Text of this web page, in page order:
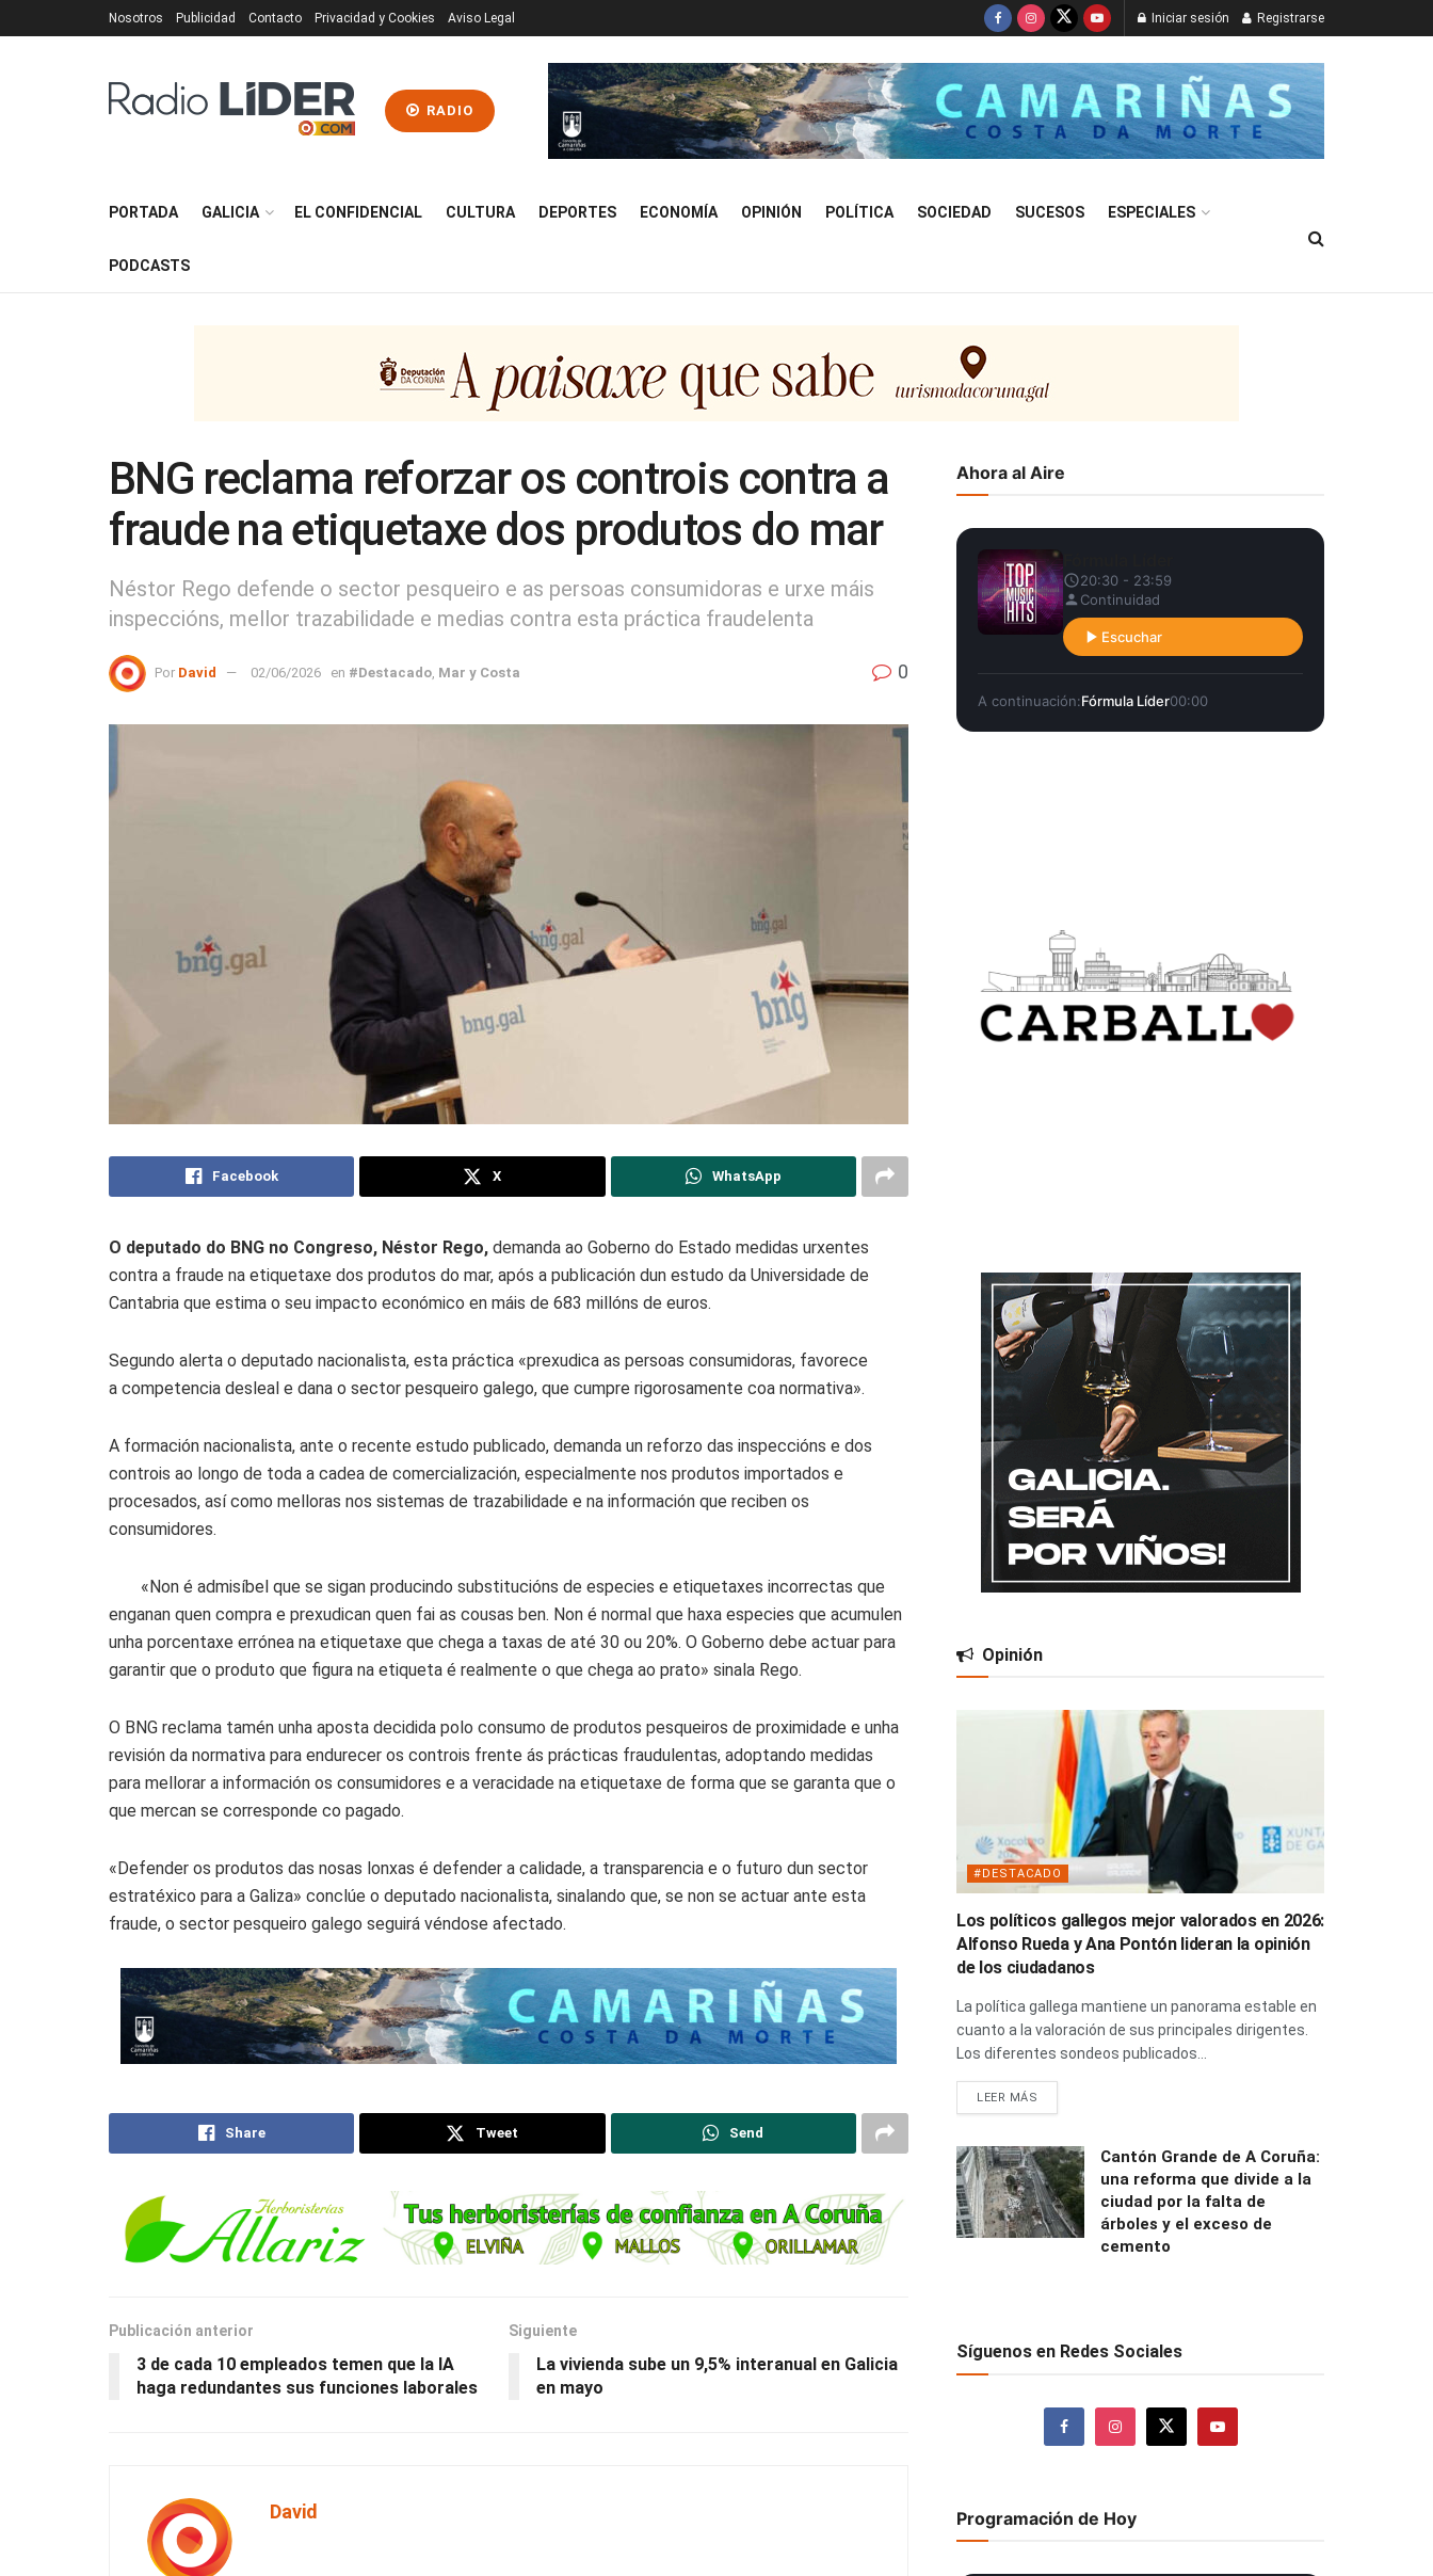
Nosotros Publicidad Contacto Privacidad y Cookies Aviso Legal Iniciar sesión Registrarse
RADIO
PORTADA GALICIA EL CONFIDENCIAL CULTURA DEPORTES ECONOMÍA OPINIÓN POLÍTICA SOCIEDAD SUCESOS ESPECIALES
PODCASTS
BNG reclama reforzar os controis contra a
fraude na etiquetaxe dos produtos do mar
Néstor Rego defende o sector pesqueiro e as persoas consumidoras e urxe máis
inspeccións, mellor trazabilidade e medias contra esta práctica fraudelenta
Por David 02/06/2026 en #Destacado Mar y Costa 0
Facebook X WhatsApp
O deputado do BNG no Congreso, Néstor Rego, demanda ao Goberno do Estado medidas urxentes
contra a fraude na etiquetaxe dos produtos do mar, após a publicación dun estudo da Universidade de
Cantabria que estima o seu impacto económico en máis de 683 millóns de euros.
Segundo alerta o deputado nacionalista, esta práctica «prexudica as persoas consumidoras, favorece
a competencia desleal e dana o sector pesqueiro galego, que cumpre rigorosamente coa normativa».
A formación nacionalista, ante o recente estudo publicado, demanda un reforzo das inspeccións e dos
controis ao longo de toda a cadea de comercialización, especialmente nos produtos importados e
procesados, así como melloras nos sistemas de trazabilidade e na información que reciben os
consumidores.
«Non é admisíbel que se sigan producindo substitucións de especies e etiquetaxes incorrectas que
enganan quen compra e prexudican quen fai as cousas ben. Non é normal que haxa especies que acumulen
unha porcentaxe errónea na etiquetaxe que chega a taxas de até 30 ou 20%. O Goberno debe actuar para
garantir que o produto que figura na etiqueta é realmente o que chega ao prato» sinala Rego.
O BNG reclama tamén unha aposta decidida polo consumo de produtos pesqueiros de proximidade e unha
revisión da normativa para endurecer os controis frente ás prácticas fraudulentas, adoptando medidas
para mellorar a información os consumidores e a veracidade na etiquetaxe de forma que se garanta que o
que mercan se corresponde co pagado.
«Defender os produtos das nosas lonxas é defender a calidade, a transparencia e o futuro dun sector
estratéxico para a Galiza» conclúe o deputado nacionalista, sinalando que, se non se actuar ante esta
fraude, o sector pesqueiro galego seguirá véndose afectado.
Share Tweet Send
Publicación anterior
3 de cada 10 empleados temen que la IA
haga redundantes sus funciones laborales
Siguiente
La vivienda sube un 9,5% interanual en Galicia
en mayo
David
Ahora al Aire
20:30 - 23:59
Continuidad
Escuchar
A continuación:Fórmula Líder00:00
Opinión
#DESTACADO
Los políticos gallegos mejor valorados en 2026:
Alfonso Rueda y Ana Pontón lideran la opinión
de los ciudadanos
La política gallega mantiene un panorama estable en
cuanto a la valoración de sus principales dirigentes.
Los diferentes sondeos publicados...
LEER MÁS
Cantón Grande de A Coruña:
una reforma que divide a la
ciudad por la falta de
árboles y el exceso de
cemento
Síguenos en Redes Sociales
Programación de Hoy